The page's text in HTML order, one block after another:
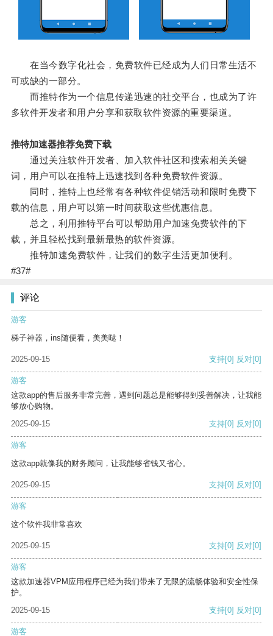
在当今数字化社会，免费软件已经成为人们日常生活不
可或缺的一部分。
而推特作为一个信息传递迅速的社交平台，也成为了许
多软件开发者和用户分享和获取软件资源的重要渠道。
推特加速器推荐免费下载
通过关注软件开发者、加入软件社区和搜索相关关键
词，用户可以在推特上迅速找到各种免费软件资源。
同时，推特上也经常有各种软件促销活动和限时免费下
载的信息，用户可以第一时间获取这些优惠信息。
总之，利用推特平台可以帮助用户加速免费软件的下
载，并且轻松找到最新最热的软件资源。
推特加速免费软件，让我们的数字生活更加便利。
#37#
评论
游客
梯子神器，ins随便看，美美哒！
2025-09-15 支持[0] 反对[0]
游客
这款app的售后服务非常完善，遇到问题总是能够得到妥善解决，让我能
够放心购物。
2025-09-15
支持[0] 反对[0]
游客
这款app就像我的财务顾问，让我能够省钱又省心。
2025-09-15 支持[0] 反对[0]
游客
这个软件我非常喜欢
2025-09-15 支持[0] 反对[0]
游客
这款加速器VPM应用程序已经为我们带来了无限的流畅体验和安全性保
护。
2025-09-15
支持[0] 反对[0]
游客